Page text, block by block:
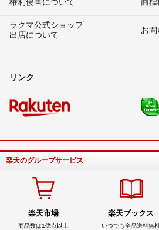
ラクマ公式ショップ
出店について
お
リンク
楽天のグループサービス
楽天市場
商品数は1億点以上
楽天ブックス
いつでも全品送料無